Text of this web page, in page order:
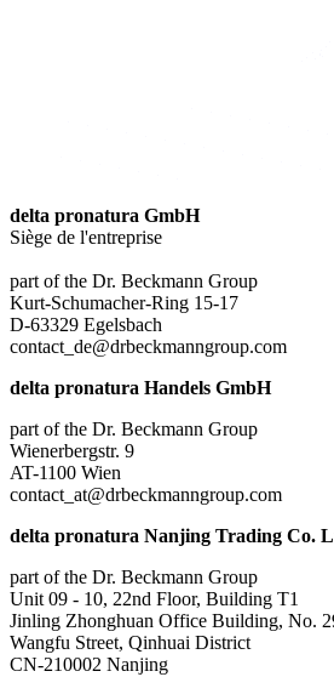
delta pronatura GmbH
Siège de l'entreprise
part of the Dr. Beckmann Group
Kurt-Schumacher-Ring 15-17
D-63329 Egelsbach
contact_de@drbeckmanngroup.com
delta pronatura Handels GmbH
part of the Dr. Beckmann Group
Wienerbergstr. 9
AT-1100 Wien
contact_at@drbeckmanngroup.com
delta pronatura Nanjing Trading Co.
part of the Dr. Beckmann Group
Unit 09 - 10, 22nd Floor, Building T1
Jinling Zhonghuan Office Building, No.
Wangfu Street, Qinhuai District
CN-210002 Nanjing